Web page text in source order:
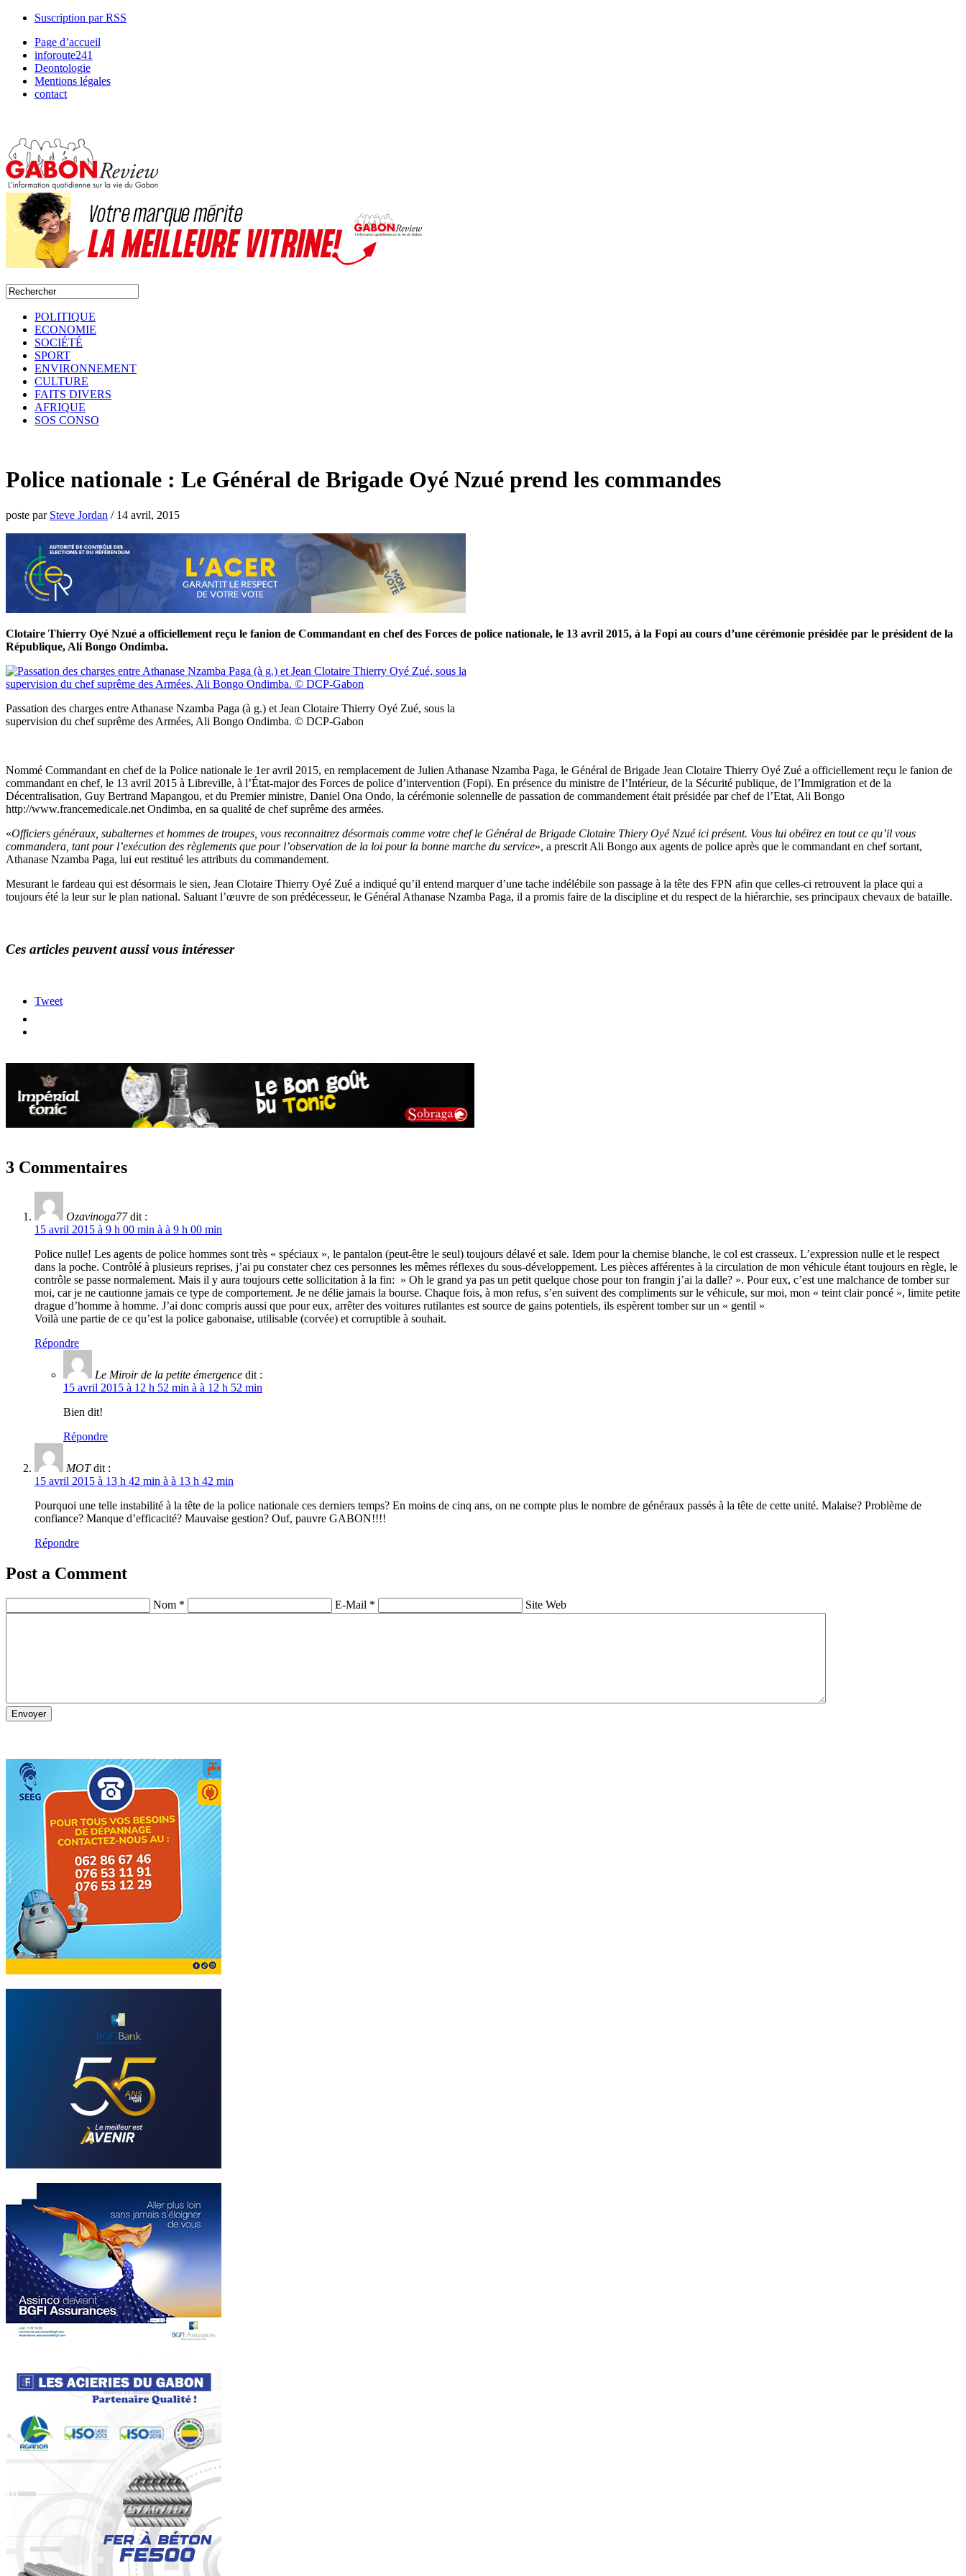
Suscription par RSS
Page d’accueil
inforoute241
Deontologie
Mentions légales
contact
POLITIQUE
ECONOMIE
SOCIÉTÉ
SPORT
ENVIRONNEMENT
CULTURE
FAITS DIVERS
AFRIQUE
SOS CONSO
Police nationale : Le Général de Brigade Oyé Nzué prend les commandes
poste par Steve Jordan / 14 avril, 2015
Clotaire Thierry Oyé Nzué a officiellement reçu le fanion de Commandant en chef des Forces de police nationale, le 13 avril 2015, à la Fopi au cours d’une cérémonie présidée par le président de la
République, Ali Bongo Ondimba.
Passation des charges entre Athanase Nzamba Paga (à g.) et Jean Clotaire Thierry Oyé Zué, sous la
supervision du chef suprême des Armées, Ali Bongo Ondimba. © DCP-Gabon
Nommé Commandant en chef de la Police nationale le 1er avril 2015, en remplacement de Julien Athanase Nzamba Paga, le Général de Brigade Jean Clotaire Thierry Oyé Zué a officiellement reçu le fanion de
commandant en chef, le 13 avril 2015 à Libreville, à l’État-major des Forces de police d’intervention (Fopi). En présence du ministre de l’Intérieur, de la Sécurité publique, de l’Immigration et de la
Décentralisation, Guy Bertrand Mapangou, et du Premier ministre, Daniel Ona Ondo, la cérémonie solennelle de passation de commandement était présidée par chef de l’Etat, Ali Bongo
http://www.francemedicale.net Ondimba, en sa qualité de chef suprême des armées.
«Officiers généraux, subalternes et hommes de troupes, vous reconnaitrez désormais comme votre chef le Général de Brigade Clotaire Thiery Oyé Nzué ici présent. Vous lui obéirez en tout ce qu’il vous
commandera, tant pour l’exécution des règlements que pour l’observation de la loi pour la bonne marche du service», a prescrit Ali Bongo aux agents de police après que le commandant en chef sortant,
Athanase Nzamba Paga, lui eut restitué les attributs du commandement.
Mesurant le fardeau qui est désormais le sien, Jean Clotaire Thierry Oyé Zué a indiqué qu’il entend marquer d’une tache indélébile son passage à la tête des FPN afin que celles-ci retrouvent la place qui a
toujours été la leur sur le plan national. Saluant l’œuvre de son prédécesseur, le Général Athanase Nzamba Paga, il a promis faire de la discipline et du respect de la hiérarchie, ses principaux chevaux de bataille.
Ces articles peuvent aussi vous intéresser
Tweet
3 Commentaires
Ozavinoga77 dit :
15 avril 2015 à 9 h 00 min à à 9 h 00 min
Police nulle! Les agents de police hommes sont très « spéciaux », le pantalon (peut-être le seul) toujours délavé et sale. Idem pour la chemise blanche, le col est crasseux. L’expression nulle et le respect
dans la poche. Contrôlé à plusieurs reprises, j’ai pu constater chez ces personnes les mêmes réflexes du sous-développement. Les pièces afférentes à la circulation de mon véhicule étant toujours en règle, le
contrôle se passe normalement. Mais il y aura toujours cette sollicitation à la fin: » Oh le grand ya pas un petit quelque chose pour ton frangin j’ai la dalle? ». Pour eux, c’est une malchance de tomber sur
moi, car je ne cautionne jamais ce type de comportement. Je ne délie jamais la bourse. Chaque fois, à mon refus, s’en suivent des compliments sur le véhicule, sur moi, mon « teint clair poncé », limite petite
drague d’homme à homme. J’ai donc compris aussi que pour eux, arrêter des voitures rutilantes est source de gains potentiels, ils espèrent tomber sur un « gentil »
Voilà une partie de ce qu’est la police gabonaise, utilisable (corvée) et corruptible à souhait.
Répondre
Le Miroir de la petite émergence dit :
15 avril 2015 à 12 h 52 min à à 12 h 52 min
Bien dit!
Répondre
MOT dit :
15 avril 2015 à 13 h 42 min à à 13 h 42 min
Pourquoi une telle instabilité à la tête de la police nationale ces derniers temps? En moins de cinq ans, on ne compte plus le nombre de généraux passés à la tête de cette unité. Malaise? Problème de
confiance? Manque d’efficacité? Mauvaise gestion? Ouf, pauvre GABON!!!!
Répondre
Post a Comment
Nom * E-Mail * Site Web